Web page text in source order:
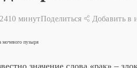
Главная страница »Статьи »